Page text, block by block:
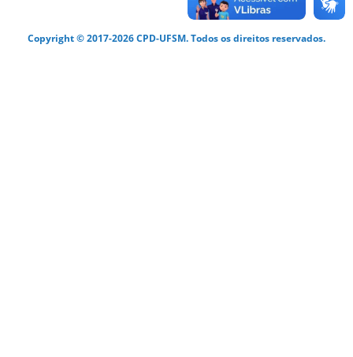
Copyright © 2017-2026 CPD-UFSM. Todos os direitos reservados.